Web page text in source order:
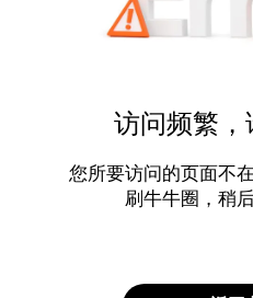
访问频繁，
您所要访问的页面不
刷牛牛圈，稍